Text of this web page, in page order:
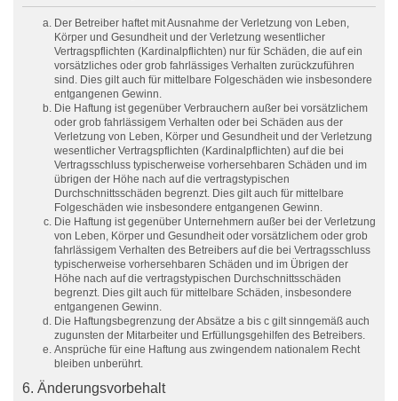
Der Betreiber haftet mit Ausnahme der Verletzung von Leben,
Körper und Gesundheit und der Verletzung wesentlicher
Vertragspflichten (Kardinalpflichten) nur für Schäden, die auf ein
vorsätzliches oder grob fahrlässiges Verhalten zurückzuführen
sind. Dies gilt auch für mittelbare Folgeschäden wie insbesondere
entgangenen Gewinn.
Die Haftung ist gegenüber Verbrauchern außer bei vorsätzlichem
oder grob fahrlässigem Verhalten oder bei Schäden aus der
Verletzung von Leben, Körper und Gesundheit und der Verletzung
wesentlicher Vertragspflichten (Kardinalpflichten) auf die bei
Vertragsschluss typischerweise vorhersehbaren Schäden und im
übrigen der Höhe nach auf die vertragstypischen
Durchschnittsschäden begrenzt. Dies gilt auch für mittelbare
Folgeschäden wie insbesondere entgangenen Gewinn.
Die Haftung ist gegenüber Unternehmern außer bei der Verletzung
von Leben, Körper und Gesundheit oder vorsätzlichem oder grob
fahrlässigem Verhalten des Betreibers auf die bei Vertragsschluss
typischerweise vorhersehbaren Schäden und im Übrigen der
Höhe nach auf die vertragstypischen Durchschnittsschäden
begrenzt. Dies gilt auch für mittelbare Schäden, insbesondere
entgangenen Gewinn.
Die Haftungsbegrenzung der Absätze a bis c gilt sinngemäß auch
zugunsten der Mitarbeiter und Erfüllungsgehilfen des Betreibers.
Ansprüche für eine Haftung aus zwingendem nationalem Recht
bleiben unberührt.
6. Änderungsvorbehalt